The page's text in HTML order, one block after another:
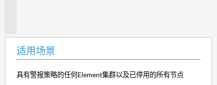
适用场景
具有警报策略的任何Element集群以及已停用的所有节点